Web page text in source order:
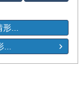
形...
...